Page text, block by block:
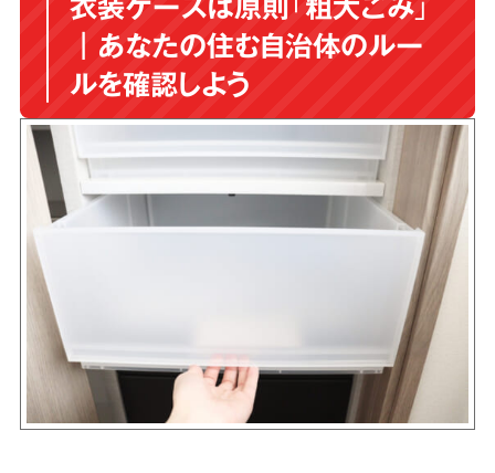
｜あなたの住む自治体のルー
ルを確認しよう